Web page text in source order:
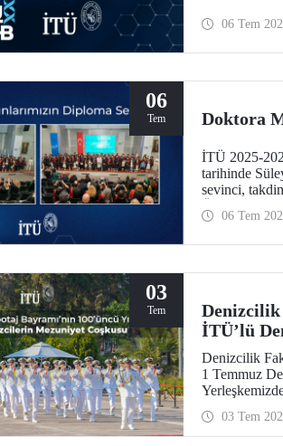
06 Tem
06
Tem Doktora
İTÜ 2025-
tarihinde
sevinci,
Ödülleri” ile
06 Tem
03
Tem
Denizcilik
İTÜ’lü
Denizcilik
1 Temmuz
hocalarıyla
temsilcileri
03 Tem